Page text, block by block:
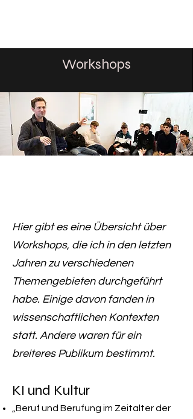
Workshops
Hier gibt es eine Übersicht über
Workshops, die ich in den letzten
Jahren zu verschiedenen
Themengebieten durchgeführt
habe. Einige davon fanden in
wissenschaftlichen Kontexten
statt. Andere waren für ein
breiteres Publikum bestimmt.
KI und Kultur
„Beruf und Berufung im Zeitalter der